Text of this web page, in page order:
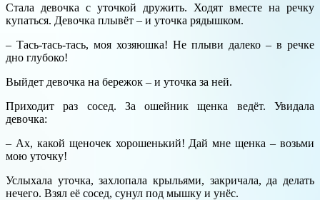
Стала девочка с уточкой дружить. Ходят вместе на речку
купаться. Девочка плывёт – и уточка рядышком.
– Тась-тась-тась, моя хозяюшка! Не плыви далеко – в речке
дно глубоко!
Выйдет девочка на бережок – и уточка за ней.
Приходит раз сосед. За ошейник щенка ведёт. Увидала
девочка:
– Ах, какой щеночек хорошенький! Дай мне щенка – возьми
мою уточку!
Услыхала уточка, захлопала крыльями, закричала, да делать
нечего. Взял её сосед, сунул под мышку и унёс.